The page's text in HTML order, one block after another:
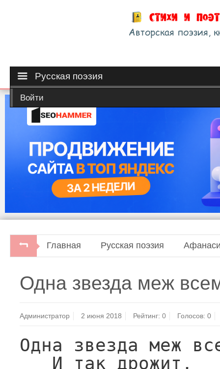
Русская поэзия
Войти
Главная Русская поэзия
"Центр-100", 1996.
Одна звезда меж
Администратор 2 июня 2018 Рейтинг:0 Голосов: 0
Одна звезда меж